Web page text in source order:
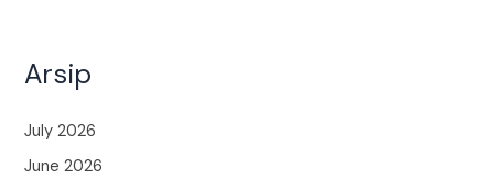
Arsip
July 2026
June 2026